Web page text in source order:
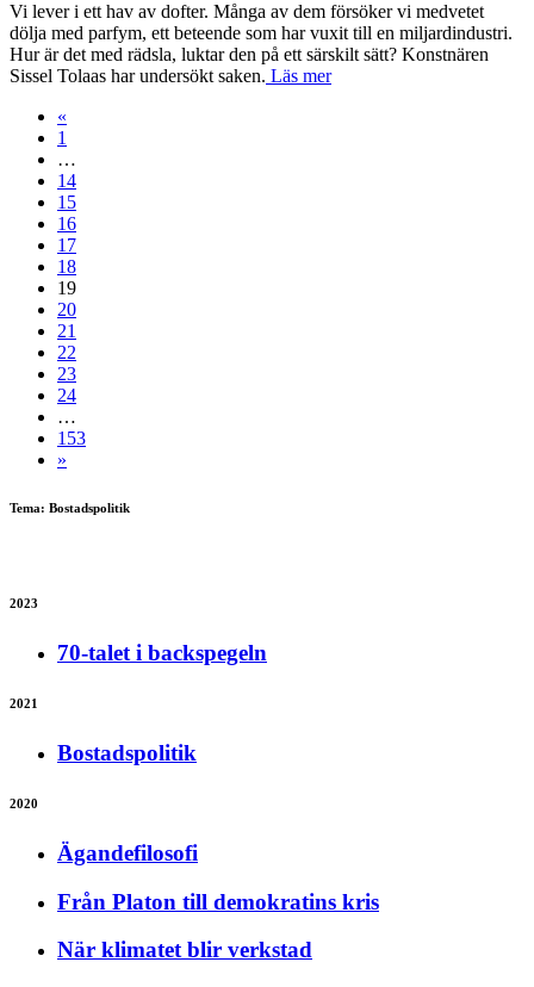
Vi lever i ett hav av dofter. Många av dem försöker vi medvetet
dölja med parfym, ett beteende som har vuxit till en miljardindustri.
Hur är det med rädsla, luktar den på ett särskilt sätt? Konstnären
Sissel Tolaas har undersökt saken. Läs mer
«
1
…
14
15
16
17
18
19
20
21
22
23
24
…
153
»
Tema: Bostadspolitik
2023
70-talet i backspegeln
2021
Bostadspolitik
2020
Ägandefilosofi
Från Platon till demokratins kris
När klimatet blir verkstad